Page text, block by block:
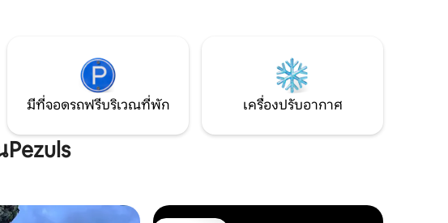
มีที่จอดรถฟรีบริเวณที่พัก เครื่องปรับอากาศ